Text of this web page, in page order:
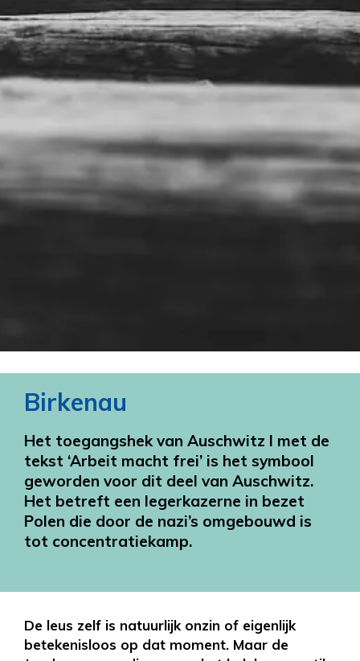
Birkenau
Het toegangshek van Auschwitz I met de
tekst ‘Arbeit macht frei’ is het symbool
geworden voor dit deel van Auschwitz.
Het betreft een legerkazerne in bezet
Polen die door de nazi’s omgebouwd is
tot concentratiekamp.
De leus zelf is natuurlijk onzin of eigenlijk
betekenisloos op dat moment. Maar de